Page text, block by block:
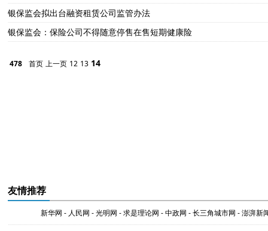
银保监会拟出台融资租赁公司监管办法
银保监会：保险公司不得随意停售在售短期健康险
478 首页 上一页 12 13 14
友情推荐
新华网 - 人民网 -光明网 -求是理论网 -中政网 -长三角城市网 -澎湃新